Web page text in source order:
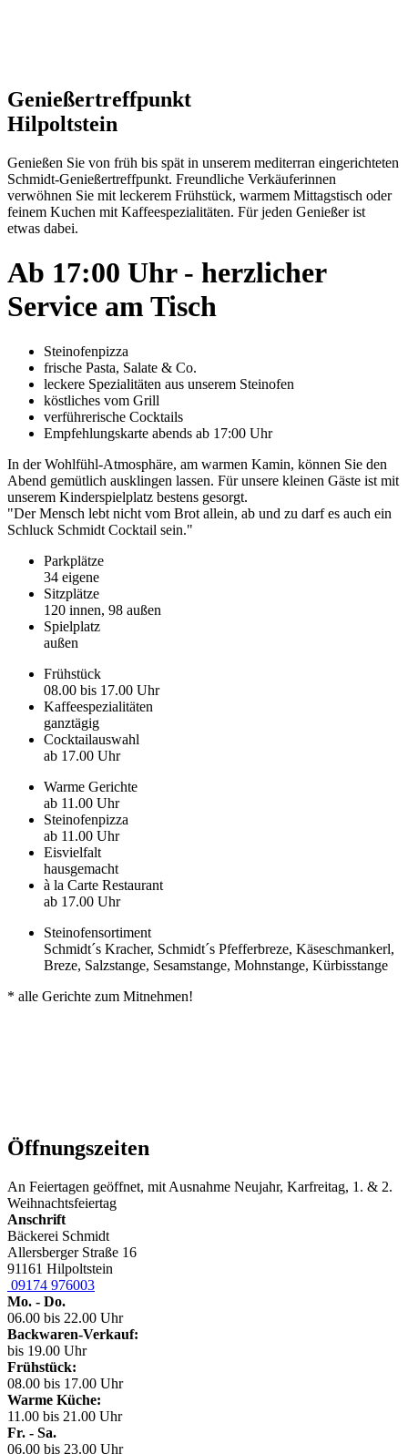
Genießer­treffpunkt
Hilpoltstein
Genießen Sie von früh bis spät in unserem mediterran eingerichteten
Schmidt-Genießertreffpunkt. Freundliche Verkäuferinnen
verwöhnen Sie mit leckerem Frühstück, warmem Mittagstisch oder
feinem Kuchen mit Kaffeespezialitäten. Für jeden Genießer ist
etwas dabei.
Ab 17:00 Uhr - herzlicher
Service am Tisch
Steinofenpizza
frische Pasta, Salate & Co.
leckere Spezialitäten aus unserem Steinofen
köstliches vom Grill
verführerische Cocktails
Empfehlungskarte abends ab 17:00 Uhr
In der Wohlfühl-Atmosphäre, am warmen Kamin, können Sie den
Abend gemütlich ausklingen lassen. Für unsere kleinen Gäste ist mit
unserem Kinderspielplatz bestens gesorgt.
"Der Mensch lebt nicht vom Brot allein, ab und zu darf es auch ein
Schluck Schmidt Cocktail sein."
Parkplätze
34 eigene
Sitzplätze
120 innen, 98 außen
Spielplatz
außen
Frühstück
08.00 bis 17.00 Uhr
Kaffeespezialitäten
ganztägig
Cocktailauswahl
ab 17.00 Uhr
Warme Gerichte
ab 11.00 Uhr
Steinofenpizza
ab 11.00 Uhr
Eisvielfalt
hausgemacht
à la Carte Restaurant
ab 17.00 Uhr
Steinofensortiment
Schmidt´s Kracher, Schmidt´s Pfefferbreze, Käseschmankerl,
Breze, Salzstange, Sesamstange, Mohnstange, Kürbisstange
* alle Gerichte zum Mitnehmen!
Öffnungszeiten
An Feiertagen geöffnet, mit Ausnahme Neujahr, Karfreitag, 1. & 2.
Weihnachtsfeiertag
Anschrift
Bäckerei Schmidt
Allersberger Straße 16
91161 Hilpoltstein
09174 976003
Mo. - Do.
06.00 bis 22.00 Uhr
Backwaren-Verkauf:
bis 19.00 Uhr
Frühstück:
08.00 bis 17.00 Uhr
Warme Küche:
11.00 bis 21.00 Uhr
Fr. - Sa.
06.00 bis 23.00 Uhr